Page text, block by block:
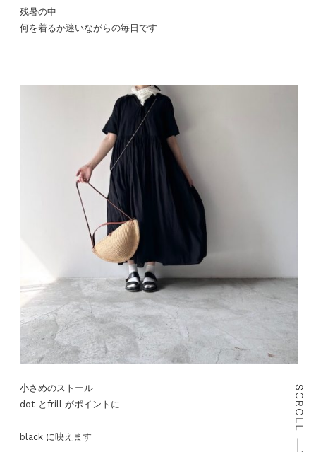
残暑の中
何を着るか迷いながらの毎日です
小さめのストール
dot とfrill がポイントに
black に映えます